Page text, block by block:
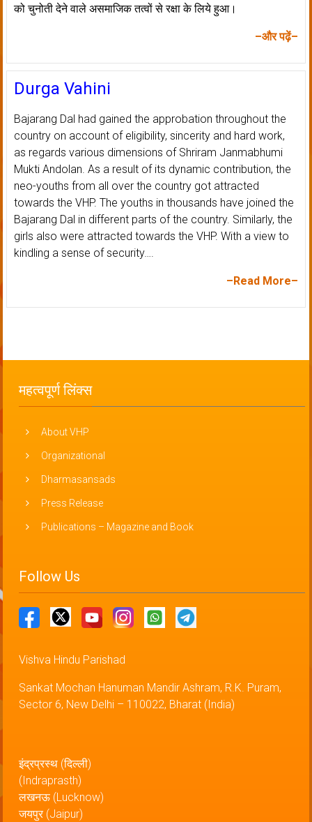
को चुनोती देने वाले असमाजिक तत्वों से रक्षा के लिये हुआ।
–और पढ़ें–
Durga Vahini
Bajarang Dal had gained the approbation throughout the
country on account of eligibility, sincerity and hard work,
as regards various dimensions of Shriram Janmabhumi
Mukti Andolan. As a result of its dynamic contribution, the
neo-youths from all over the country got attracted
towards the VHP. The youths in thousands have joined the
Bajarang Dal in different parts of the country. Similarly, the
girls also were attracted towards the VHP. With a view to
kindling a sense of security….
–Read More–
महत्वपूर्ण लिंक्स
About VHP
Organizational
Dharmasansads
Press Release
Publications – Magazine and Book
Follow Us
Vishva Hindu Parishad
Sankat Mochan Hanuman Mandir Ashram, R.K. Puram,
Sector 6, New Delhi – 110022, Bharat (India)
इंद्रप्रस्थ (दिल्ली)
(Indraprasth)
लखनऊ (Lucknow)
जयपुर (Jaipur)